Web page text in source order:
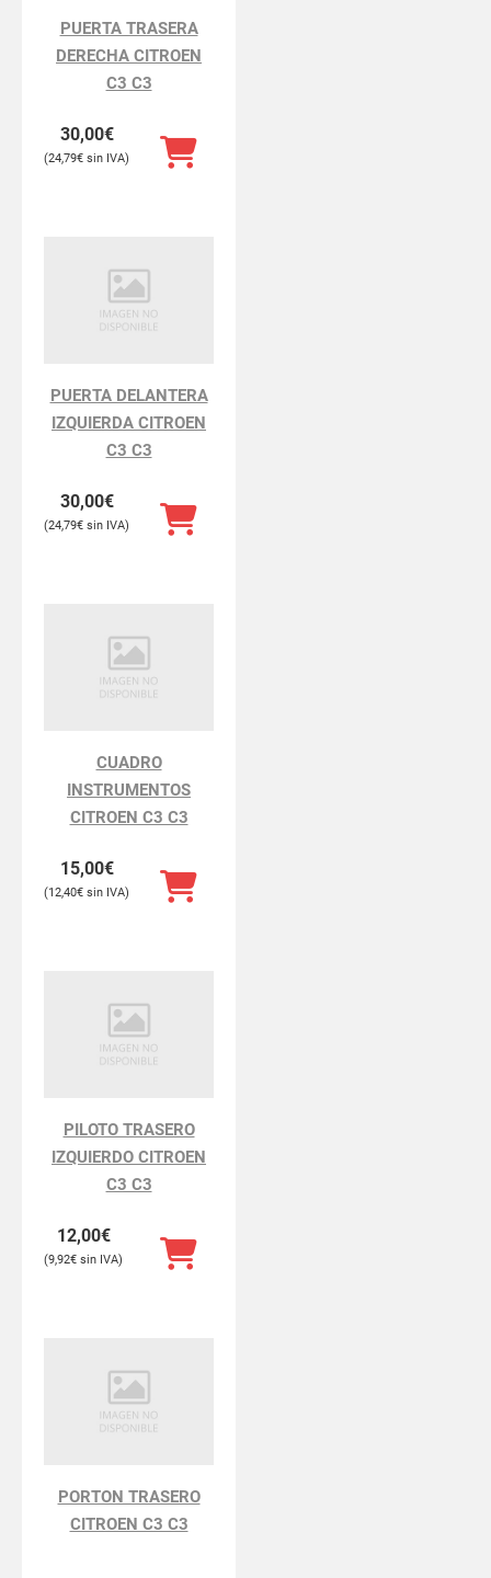
PUERTA TRASERA
DERECHA CITROEN
C3 C3
30,00€
24,79€
PUERTA DELANTERA
IZQUIERDA CITROEN
C3 C3
30,00€
24,79€
CUADRO
INSTRUMENTOS
CITROEN C3 C3
15,00€
12,40€
PILOTO TRASERO
IZQUIERDO CITROEN
C3 C3
12,00€
9,92€
PORTON TRASERO
CITROEN C3 C3